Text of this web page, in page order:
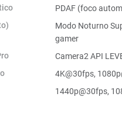
PDAF (foco
Modo Noturno
gamer
Camera2 API
4K@30fps,
1440p@30fps,